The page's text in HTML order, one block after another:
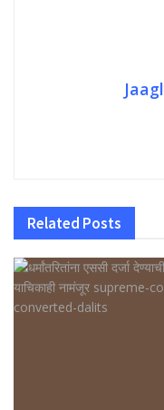
Related Posts